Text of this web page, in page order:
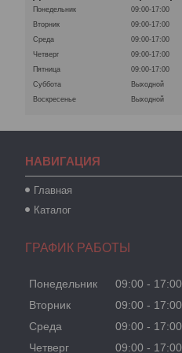
Понедельник
09:00-17:00
Вторник
09:00-17:00
Среда
09:00-17:00
Четверг
09:00-17:00
Пятница
09:00-17:00
Суббота
Выходной
Воскресенье
Выходной
НАВИГАЦИЯ
Главная
Каталог
ГРАФИК РАБОТЫ
Понедельник 09:00
17:00
Вторник
09:00
17:00
Среда
09:00
17:00
Четверг
09:00 17:00